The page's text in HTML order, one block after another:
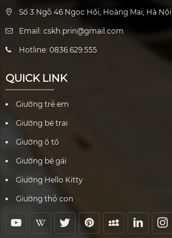
Số 3 Ngõ 46 Ngọc Hồi, Hoàng Mai, Hà Nội
Email: cskh.prin@gmail.com
Hotline: 0836.629.555
QUICK LINK
Giường trẻ em
Giường bé trai
Giường ô tô
Giường bé gái
Giường Hello Kitty
Giường thỏ con